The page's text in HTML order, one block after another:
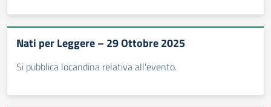
Nati per Leggere – 29 Ottobre 2025
Si pubblica locandina relativa all'evento.